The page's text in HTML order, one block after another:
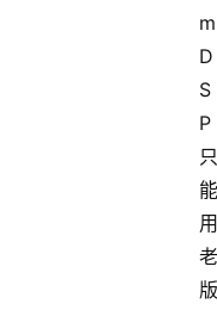
m
D
S
P
只
能
用
老
版